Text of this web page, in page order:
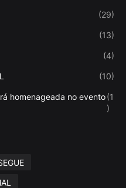
(29)
(13)
(4)
(10)
homenageada no evento(1
)